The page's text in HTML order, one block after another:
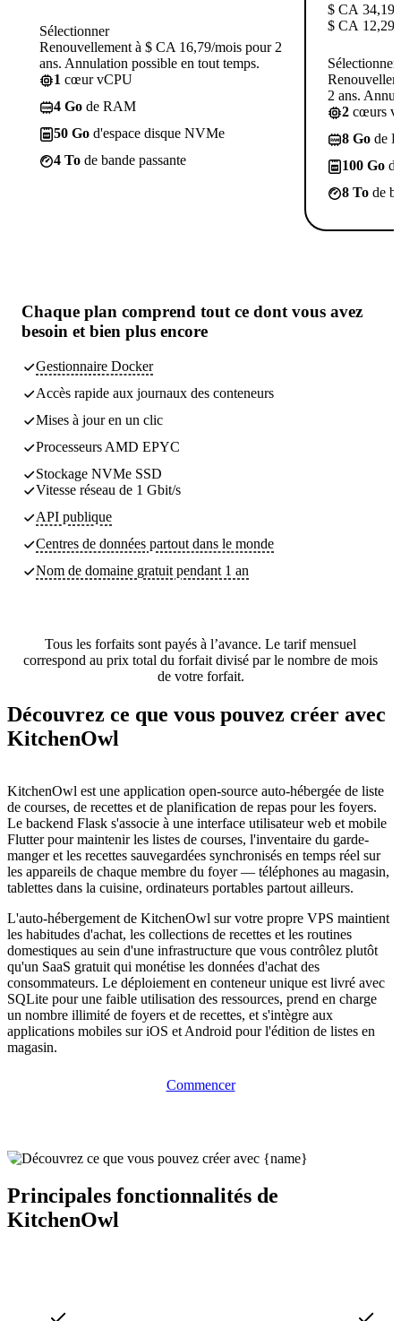
Sélectionner
Renouvellement à $ CA 16,79/mois pour 2
ans. Annulation possible en tout temps.
1 cœur vCPU
4 Go de RAM
50 Go d'espace disque NVMe
4 To de bande passante
$ CA 34,19
$ CA 12,29
Sélectionner
2 ans.
2 cœurs
8 Go de
100 Go
8 To de
Chaque plan comprend tout ce dont vous avez
besoin et bien plus encore
Gestionnaire Docker
Accès rapide aux journaux des conteneurs
Mises à jour en un clic
Processeurs AMD EPYC
Stockage NVMe SSD
Vitesse réseau de 1 Gbit/s
API publique
Centres de données partout dans le monde
Nom de domaine gratuit pendant 1 an
Tous les forfaits sont payés à l’avance. Le tarif mensuel
correspond au prix total du forfait divisé par le nombre de mois
de votre forfait.
Découvrez ce que vous pouvez créer avec
KitchenOwl
KitchenOwl est une application open-source auto-hébergée de liste
de courses, de recettes et de planification de repas pour les foyers.
Le backend Flask s'associe à une interface utilisateur web et mobile
Flutter pour maintenir les listes de courses, l'inventaire du garde-
manger et les recettes sauvegardées synchronisés en temps réel sur
les appareils de chaque membre du foyer — téléphones au magasin,
tablettes dans la cuisine, ordinateurs portables partout ailleurs.
L'auto-hébergement de KitchenOwl sur votre propre VPS maintient
les habitudes d'achat, les collections de recettes et les routines
domestiques au sein d'une infrastructure que vous contrôlez plutôt
qu'un SaaS gratuit qui monétise les données d'achat des
consommateurs. Le déploiement en conteneur unique est livré avec
SQLite pour une faible utilisation des ressources, prend en charge
un nombre illimité de foyers et de recettes, et s'intègre aux
applications mobiles sur iOS et Android pour l'édition de listes en
magasin.
Commencer
Principales fonctionnalités de
KitchenOwl